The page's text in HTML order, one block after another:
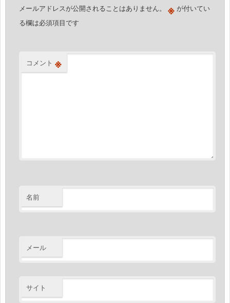
メールアドレスが公開されることはありません。 ※が付いてい
る欄は必須項目です
コメント ※
名前
メール
サイト